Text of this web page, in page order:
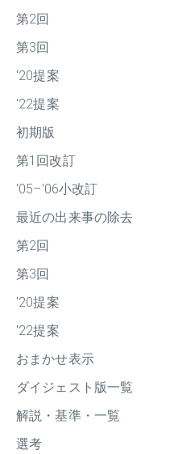
第2回
第3回
'20提案
'22提案
初期版
第1回改訂
'05–'06小改訂
最近の出来事の除去
第2回
第3回
'20提案
'22提案
おまかせ表示
ダイジェスト版一覧
解説・基準・一覧
選考